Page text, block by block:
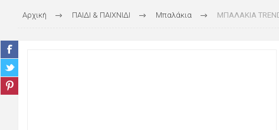
Αρχική ΠΑΙΔΙ & ΠΑΙΧΝΙΔΙ Μπαλάκια ΜΠΑΛΑΚΙΑ